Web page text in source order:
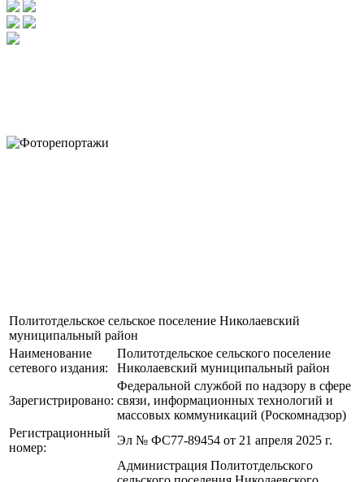
Политотдельское сельское поселение Николаевский
муниципальный район
Наименование
сетевого издания:
Политотдельское сельского поселение
Николаевский муниципальный район
Зарегистрировано:
Федеральной службой по надзору в сфере
связи, информационных технологий и
массовых коммуникаций (Роскомнадзор)
Регистрационный
номер:
Эл № ФС77-89454 от 21 апреля 2025 г.
Администрация Политотдельского